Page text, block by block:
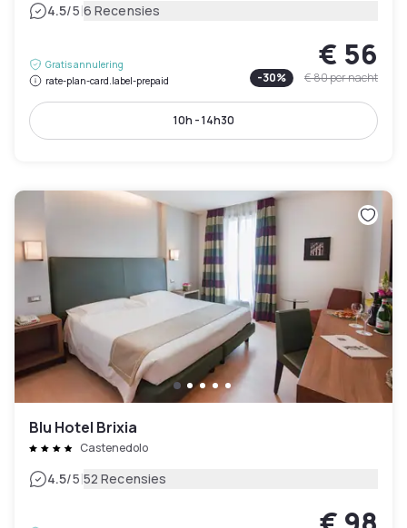
4.5/5|6 Recensies
Gratis annulering
rate-plan-card.label-prepaid
€ 56
-30% € 80per nacht
10h - 14h30
Blu Hotel Brixia
Castenedolo
4.5/5|52 Recensies